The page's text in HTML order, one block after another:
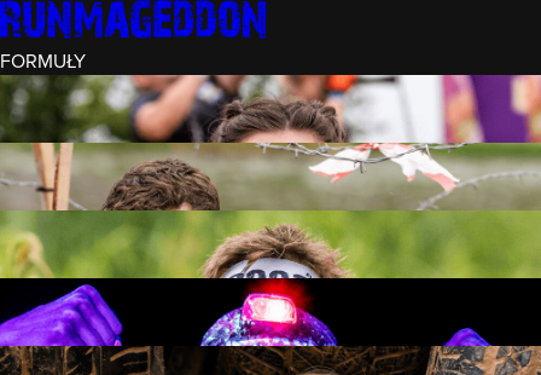
FORMUŁY
INTRO (¼)
15 PRZESZKÓD
3 KM+
REKRUT (½)
30 PRZESZKÓD
6 KM+
RUNMAGEDDON
50 PRZESZKÓD
12 KM+
NOCNY REKRUT (½)
30 PRZESZKÓD
6 KM+
INTRO U-16